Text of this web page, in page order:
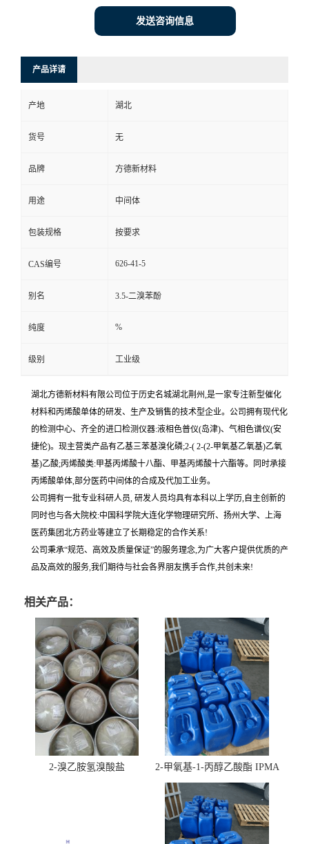
发送咨询信息
产品详请
产地 湖北
货号 无
品牌 方德新材料
用途 中间体
包装规格 按要求
CAS编号 626-41-5
别名 3.5-二溴苯酚
纯度 %
级别 工业级
湖北方德新材料有限公司位于历史名城湖北荆州,是一家专注新型催化
材料和丙烯酸单体的研发、生产及销售的技术型企业。公司拥有现代化
的检测中心、齐全的进口检测仪器:液相色普仪(岛津)、气相色谱仪(安
捷伦)。现主营类产品有乙基三苯基溴化磷;2-( 2-(2-甲氧基乙氧基)乙氧
基)乙酸;丙烯酸类:甲基丙烯酸十八酯、甲基丙烯酸十六酯等。同时承接
丙烯酸单体,部分医药中间体的合成及代加工业务。
公司拥有一批专业科研人员, 研发人员均具有本科以上学历,自主创新的
同时也与各大院校:中国科学院大连化学物理研究所、扬州大学、上海
医药集团北方药业等建立了长期稳定的合作关系!
公司秉承“规范、高效及质量保证”的服务理念,为广大客户提供优质的产
品及高效的服务,我们期待与社会各界朋友携手合作,共创未来!
相关产品：
2-溴乙胺氢溴酸盐 2-甲氧基-1-丙醇乙酸酯 IPMA